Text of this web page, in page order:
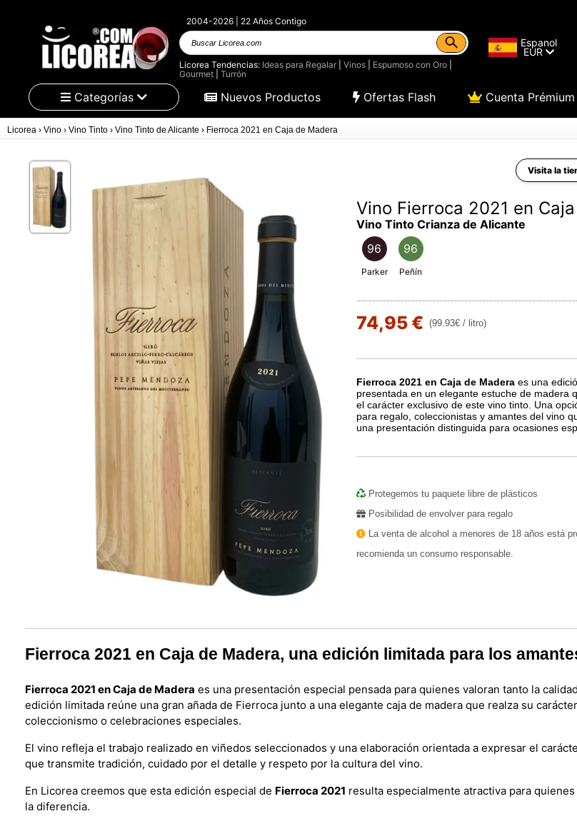
2004-2026 | 22 Años Contigo
Buscar Licorea.com
Licorea Tendencias: Ideas para Regalar| Vinos| Espumoso con Oro|
Gourmet| Turrón
Espanol
EUR
Categorías Nuevos Productos Ofertas Flash Cuenta Prémium
Licorea › Vino › Vino Tinto › Vino Tinto de Alicante › Fierroca 2021 en Caja de Madera
Visita la
Vino Fierroca 2021 en
Vino Tinto Crianza de Alicante
96
Parker
96
Peñín
74,95 € (99.93€ / litro)
Fierroca 2021 en Caja de Maderaes una
presentada en un elegante estuche de madera
el carácter exclusivo de este vino tinto. Una
para regalo, coleccionistas y amantes del vino
una presentación distinguida para ocasiones
Protegemos tu paquete libre de plásticos
Posibilidad de envolver para regalo
La venta de alcohol a menores de 18 años está
recomienda un consumo responsable.
Fierroca 2021 en Caja de Madera, una edición limitada para los
Fierroca 2021 en Caja de Madera es una presentación especial pensada para quienes valoran tanto la
edición limitada reúne una gran añada de Fierroca junto a una elegante caja de madera que realza su
coleccionismo o celebraciones especiales.
El vino refleja el trabajo realizado en viñedos seleccionados y una elaboración orientada a expresar el
que transmite tradición, cuidado por el detalle y respeto por la cultura del vino.
En Licorea creemos que esta edición especial de Fierroca 2021 resulta especialmente atractiva para
la diferencia.